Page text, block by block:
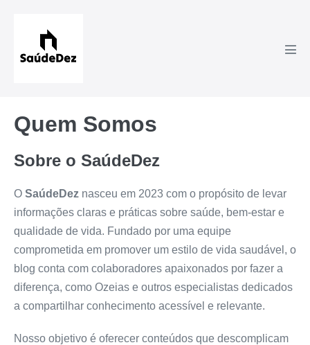
conteúdo
Quem Somos
Sobre o SaúdeDez
O SaúdeDez nasceu em 2023 com o propósito de levar
informações claras e práticas sobre saúde, bem-estar e
qualidade de vida. Fundado por uma equipe
comprometida em promover um estilo de vida saudável, o
blog conta com colaboradores apaixonados por fazer a
diferença, como Ozeias e outros especialistas dedicados
a compartilhar conhecimento acessível e relevante.
Nosso objetivo é oferecer conteúdos que descomplicam